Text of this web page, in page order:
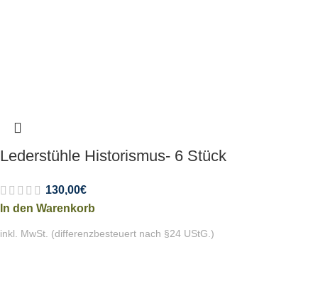
Lederstühle Historismus- 6 Stück
130,00€
In den Warenkorb
inkl. MwSt. (differenzbesteuert nach §24 UStG.)